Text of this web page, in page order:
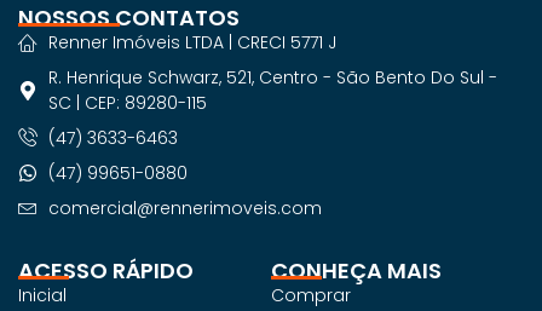
ACESSO RÁPIDO
Inicial
CONHEÇA MAIS
Comprar
NOSSOS CONTATOS
Renner Imóveis LTDA | CRECI 5771 J
R. Henrique Schwarz, 521, Centro - São Bento Do Sul -
SC | CEP: 89280-115
(47) 3633-6463
(47) 99651-0880
comercial@rennerimoveis.com